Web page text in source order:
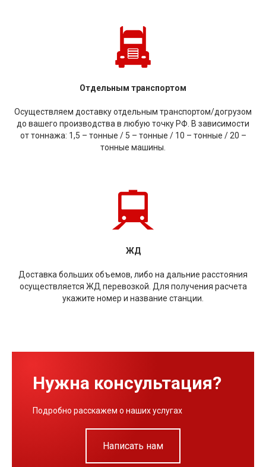
Отдельным транспортом
Осуществляем доставку отдельным транспортом/догрузом
до вашего производства в любую точку РФ. В зависимости
от тоннажа: 1,5 – тонные / 5 – тонные / 10 – тонные / 20 –
тонные машины.
ЖД
Доставка больших объемов, либо на дальние расстояния
осуществляется ЖД перевозкой. Для получения расчета
укажите номер и название станции.
Нужна консультация?
Подробно расскажем о наших услугах
Написать нам